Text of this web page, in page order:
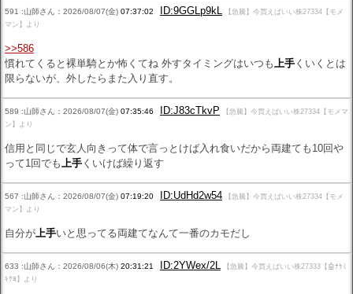
591 :山師さん：2026/08/07(金) 07:37:02 ID:9GGLp9kL
【急騰】今買えばいい株27334【モメ
マン】より
>>586
慣れてくると裸単騎とか怖くてね 外すタイミングはいつも上手 くいくとは
限らないが、外したらまた入り直す。
589 :山師さん：2026/08/07(金) 07:35:46 ID:J83cTkvP
【急騰】今買えばいい株27334【モメマ
ン】より
信用と同じで玄人向きって体で言っとけば入れ食いだから両建ても10回や
って1回でも上手 くいけば繰り返す
567 :山師さん：2026/08/07(金) 07:19:20 ID:UdHd2w54
【急騰】今買えばいい株27334【モメ
マン】より
自分が上手いと思ってる両建てなんて一番のカモだし
633 :山師さん：2026/08/06(木) 20:31:21 ID:2YWex/2L
【急騰】今買えばいい株27333【🤖ﾅﾔﾐ
ｷｸﾖ】より